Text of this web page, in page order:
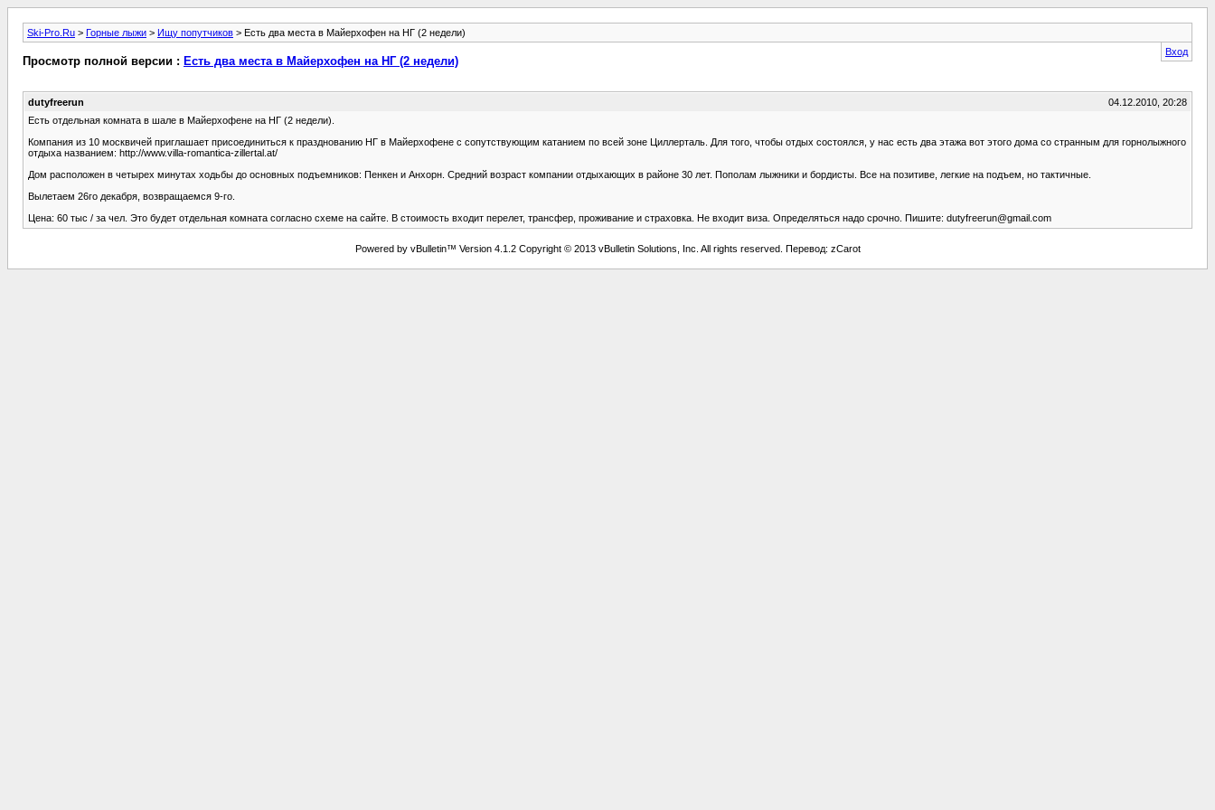
Ski-Pro.Ru > Горные лыжи > Ищу попутчиков > Есть два места в Майерхофен на НГ (2 недели)
Вход
Просмотр полной версии : Есть два места в Майерхофен на НГ (2 недели)
dutyfreerun
04.12.2010, 20:28
Есть отдельная комната в шале в Майерхофене на НГ (2 недели).
Компания из 10 москвичей приглашает присоединиться к празднованию НГ в Майерхофене с сопутствующим катанием по всей зоне Циллерталь. Для того, чтобы отдых состоялся, у нас есть два этажа вот этого дома со странным для горнолыжного
отдыха названием: http://www.villa-romantica-zillertal.at/
Дом расположен в четырех минутах ходьбы до основных подъемников: Пенкен и Анхорн. Средний возраст компании отдыхающих в районе 30 лет. Пополам лыжники и бордисты. Все на позитиве, легкие на подъем, но тактичные.
Вылетаем 26го декабря, возвращаемся 9-го.
Цена: 60 тыс / за чел. Это будет отдельная комната согласно схеме на сайте. В стоимость входит перелет, трансфер, проживание и страховка. Не входит виза. Определяться надо срочно. Пишите: dutyfreerun@gmail.com
Powered by vBulletin™ Version 4.1.2 Copyright © 2013 vBulletin Solutions, Inc. All rights reserved. Перевод: zCarot